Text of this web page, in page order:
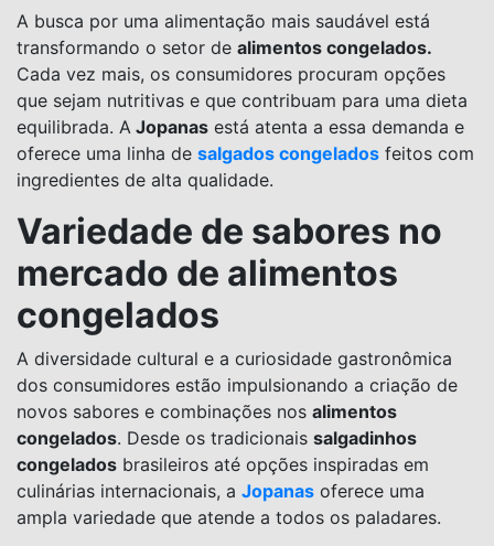
A busca por uma alimentação mais saudável está
transformando o setor de alimentos congelados.
Cada vez mais, os consumidores procuram opções
que sejam nutritivas e que contribuam para uma dieta
equilibrada. A Jopanas está atenta a essa demanda e
oferece uma linha de salgados congelados feitos com
ingredientes de alta qualidade.
Variedade de sabores no
mercado de alimentos
congelados
A diversidade cultural e a curiosidade gastronômica
dos consumidores estão impulsionando a criação de
novos sabores e combinações nos alimentos
congelados. Desde os tradicionais salgadinhos
congelados brasileiros até opções inspiradas em
culinárias internacionais, a Jopanas oferece uma
ampla variedade que atende a todos os paladares.